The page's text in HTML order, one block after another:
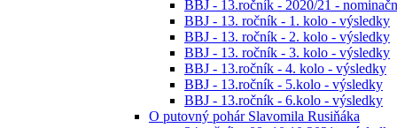
BBJ - 13.ročník - 2020/21 -
BBJ - 13. ročník - 1. kolo - výsledky
BBJ - 13. ročník - 2. kolo - výsledky
BBJ - 13. ročník - 3. kolo - výsledky
BBJ - 13.ročník - 4. kolo - výsledky
BBJ - 13.ročník - 5.kolo - výsledky
BBJ - 13.ročník - 6.kolo - výsledky
O putovný pohár Slavomila Rusiňáka